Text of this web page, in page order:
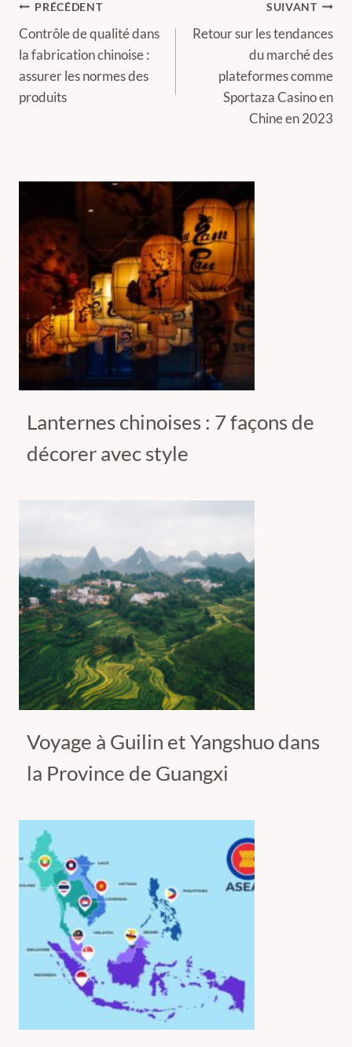
Navigation
de
l’article
PRÉCÉDENT
Contrôle de qualité dans
la fabrication chinoise :
assurer les normes des
produits
SUIVANT
Retour sur les tendances
du marché des
plateformes comme
Sportaza Casino en
Chine en 2023
Lanternes chinoises : 7 façons de
décorer avec style
Voyage à Guilin et Yangshuo dans
la Province de Guangxi